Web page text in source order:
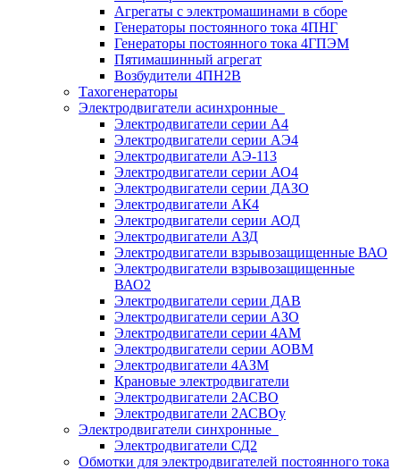
Агрегаты с электромашинами в сборе
Генераторы постоянного тока 4ПНГ
Генераторы постоянного тока 4ГПЭМ
Пятимашинный агрегат
Возбудители 4ПН2В
Тахогенераторы
Электродвигатели асинхронные
Электродвигатели серии А4
Электродвигатели серии АЭ4
Электродвигатели АЭ-113
Электродвигатели серии АО4
Электродвигатели серии ДАЗО
Электродвигатели АК4
Электродвигатели серии АОД
Электродвигатели АЗД
Электродвигатели взрывозащищенные ВАО
Электродвигатели взрывозащищенные
ВАО2
Электродвигатели серии ДАВ
Электродвигатели серии АЗО
Электродвигатели серии 4АМ
Электродвигатели серии АОВМ
Электродвигатели 4АЗМ
Крановые электродвигатели
Электродвигатели 2АСВО
Электродвигатели 2АСВОу
Электродвигатели синхронные
Электродвигатели СД2
Обмотки для электродвигателей постоянного тока